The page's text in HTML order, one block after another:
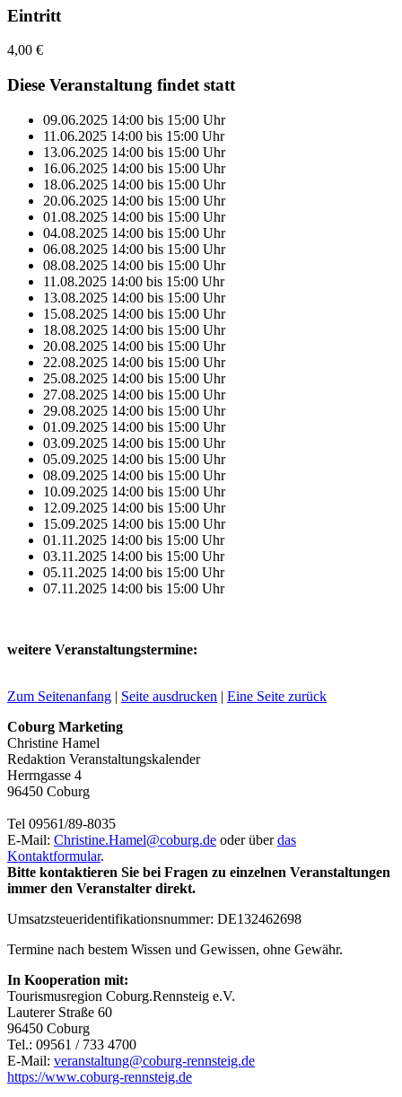
Eintritt
4,00 €
Diese Veranstaltung findet statt
09.06.2025 14:00 bis 15:00 Uhr
11.06.2025 14:00 bis 15:00 Uhr
13.06.2025 14:00 bis 15:00 Uhr
16.06.2025 14:00 bis 15:00 Uhr
18.06.2025 14:00 bis 15:00 Uhr
20.06.2025 14:00 bis 15:00 Uhr
01.08.2025 14:00 bis 15:00 Uhr
04.08.2025 14:00 bis 15:00 Uhr
06.08.2025 14:00 bis 15:00 Uhr
08.08.2025 14:00 bis 15:00 Uhr
11.08.2025 14:00 bis 15:00 Uhr
13.08.2025 14:00 bis 15:00 Uhr
15.08.2025 14:00 bis 15:00 Uhr
18.08.2025 14:00 bis 15:00 Uhr
20.08.2025 14:00 bis 15:00 Uhr
22.08.2025 14:00 bis 15:00 Uhr
25.08.2025 14:00 bis 15:00 Uhr
27.08.2025 14:00 bis 15:00 Uhr
29.08.2025 14:00 bis 15:00 Uhr
01.09.2025 14:00 bis 15:00 Uhr
03.09.2025 14:00 bis 15:00 Uhr
05.09.2025 14:00 bis 15:00 Uhr
08.09.2025 14:00 bis 15:00 Uhr
10.09.2025 14:00 bis 15:00 Uhr
12.09.2025 14:00 bis 15:00 Uhr
15.09.2025 14:00 bis 15:00 Uhr
01.11.2025 14:00 bis 15:00 Uhr
03.11.2025 14:00 bis 15:00 Uhr
05.11.2025 14:00 bis 15:00 Uhr
07.11.2025 14:00 bis 15:00 Uhr
weitere Veranstaltungstermine:
Zum Seitenanfang | Seite ausdrucken | Eine Seite zurück
Coburg Marketing
Christine Hamel
Redaktion Veranstaltungskalender
Herrngasse 4
96450 Coburg
Tel 09561/89-8035
E-Mail: Christine.Hamel@coburg.de oder überdas
Kontaktformular.
Bitte kontaktieren Sie bei Fragen zu einzelnen Veranstaltungen
immer den Veranstalter direkt.
Umsatzsteueridentifikationsnummer: DE132462698
Termine nach bestem Wissen und Gewissen, ohne Gewähr.
In Kooperation mit:
Tourismusregion Coburg.Rennsteig e.V.
Lauterer Straße 60
96450 Coburg
Tel.: 09561 / 733 4700
E-Mail: veranstaltung@coburg-rennsteig.de
https://www.coburg-rennsteig.de